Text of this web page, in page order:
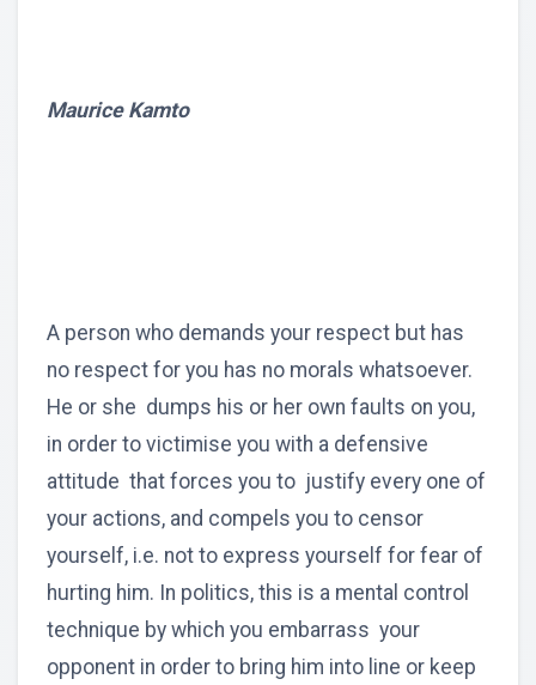
Maurice Kamto
A person who demands your respect but has
no respect for you has no morals whatsoever.
He or she dumps his or her own faults on you,
in order to victimise you with a defensive
attitude that forces you to justify every one of
your actions, and compels you to censor
yourself, i.e. not to express yourself for fear of
hurting him. In politics, this is a mental control
technique by which you embarrass your
opponent in order to bring him into line or keep